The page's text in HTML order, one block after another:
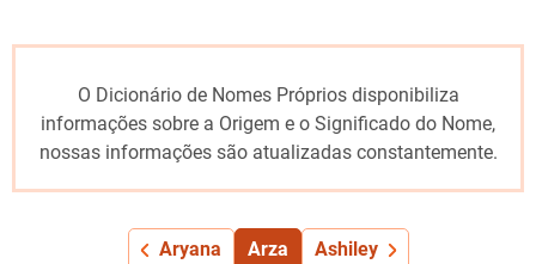
O Dicionário de Nomes Próprios disponibiliza
informações sobre a Origem e o Significado do Nome,
nossas informações são atualizadas constantemente.
Aryana Arza Ashiley